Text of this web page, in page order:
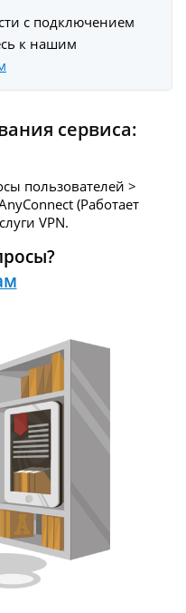
с подключением
к нашим
сервиса:
пользователей >
(Работает
VPN.